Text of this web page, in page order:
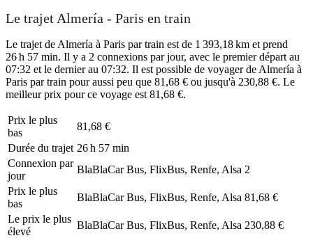
Le trajet Almería - Paris en train
Le trajet de Almería à Paris par train est de 1 393,18 km et prend
26 h 57 min. Il y a 2 connexions par jour, avec le premier départ au
07:32 et le dernier au 07:32. Il est possible de voyager de Almería à
Paris par train pour aussi peu que 81,68 € ou jusqu'à 230,88 €. Le
meilleur prix pour ce voyage est 81,68 €.
Prix ​​le plus
bas
81,68 €
Durée du trajet 26 h 57 min
Connexion par
jour
BlaBlaCar Bus, FlixBus, Renfe, Alsa 2
Prix ​​le plus
bas
BlaBlaCar Bus, FlixBus, Renfe, Alsa 81,68 €
Le prix le plus
élevé
BlaBlaCar Bus, FlixBus, Renfe, Alsa 230,88 €